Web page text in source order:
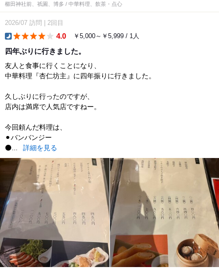
櫛田神社前、祇園、博多 / 中華料理、飲茶・点心
2026/07 訪問 2回目
4.0 ￥5,000～￥5,999 / 1人
四年ぶりに行きました。
友人と食事に行くことになり、
中華料理『杏仁坊主』に四年振りに行きました。
久しぶりに行ったのですが、
店内は満席で人気店ですねー。
今回頼んだ料理は、
⚫︎バンバンジー
⚫...
詳細を見る